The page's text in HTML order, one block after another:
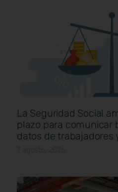
La Seguridad Social
plazo para comunicar
datos de trabajadores